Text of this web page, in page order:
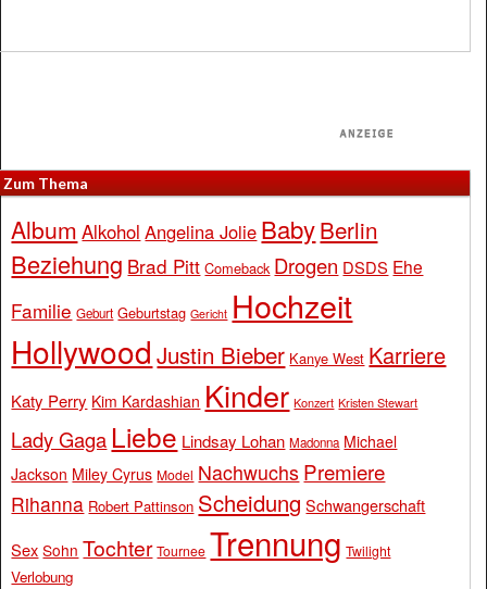
Zum Thema
Album Alkohol Angelina Jolie BabyBerlin
Beziehung Brad Pitt Comeback Drogen DSDS Ehe
Familie Geburt Geburtstag Gericht Hochzeit
Hollywood Justin Bieber Kanye West Karriere
Katy Perry Kim Kardashian Kinder Konzert Kristen Stewart
Lady Gaga Liebe Lindsay Lohan Madonna Michael
Jackson Miley Cyrus Model Nachwuchs Premiere
Rihanna Robert Pattinson Scheidung Schwangerschaft
Sex Sohn Tochter Tournee Trennung Twilight
Verlobung